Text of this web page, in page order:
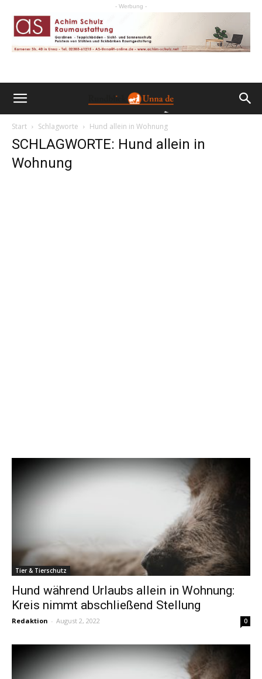
- Werbung -
Start Schlagworte Hund allein in Wohnung
SCHLAGWORTE: Hund allein in
Wohnung
Tier & Tierschutz
Hund während Urlaubs allein in Wohnung:
Kreis nimmt abschließend Stellung
Redaktion - August 2, 2022 0